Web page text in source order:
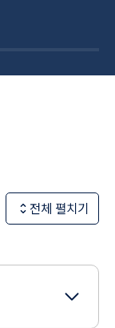
전체 펼치기